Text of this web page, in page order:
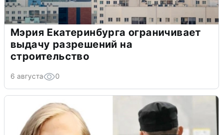
Мэрия Екатеринбурга ограничивает
выдачу разрешений на
строительство
6 августа 0